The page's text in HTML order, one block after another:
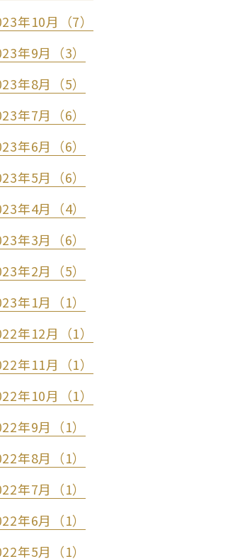
年10月（7）
年9月（3）
年8月（5）
年7月（6）
年6月（6）
年5月（6）
年4月（4）
年3月（6）
年2月（5）
年1月（1）
年12月（1）
年11月（1）
年10月（1）
年9月（1）
年8月（1）
年7月（1）
年6月（1）
年5月（1）